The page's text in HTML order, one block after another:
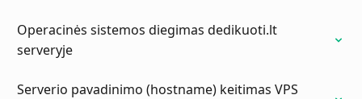
Operacinės sistemos diegimas dedikuoti.lt
serveryje
Serverio pavadinimo (hostname) keitimas VPS